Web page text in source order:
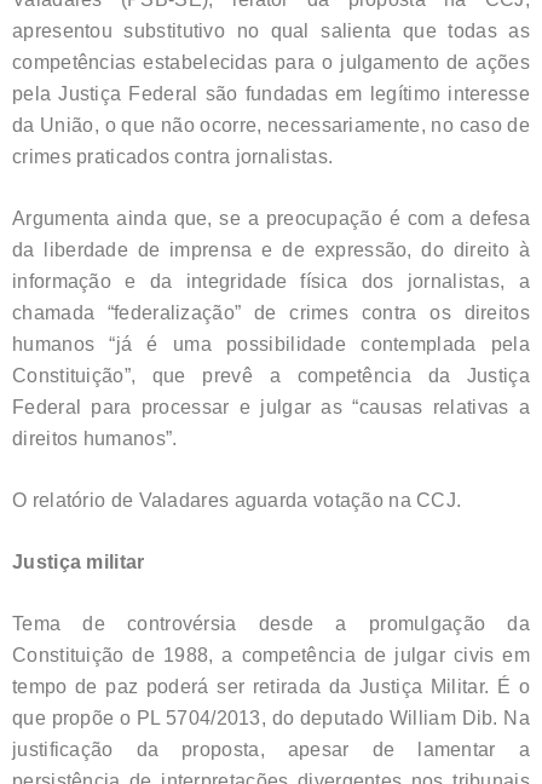
apresentou substitutivo no qual salienta que todas as
competências estabelecidas para o julgamento de ações
pela Justiça Federal são fundadas em legítimo interesse
da União, o que não ocorre, necessariamente, no caso de
crimes praticados contra jornalistas.
Argumenta ainda que, se a preocupação é com a defesa
da liberdade de imprensa e de expressão, do direito à
informação e da integridade física dos jornalistas, a
chamada “federalização” de crimes contra os direitos
humanos “já é uma possibilidade contemplada pela
Constituição”, que prevê a competência da Justiça
Federal para processar e julgar as “causas relativas a
direitos humanos”.
O relatório de Valadares aguarda votação na CCJ.
Justiça militar
Tema de controvérsia desde a promulgação da
Constituição de 1988, a competência de julgar civis em
tempo de paz poderá ser retirada da Justiça Militar. É o
que propõe o PL 5704/2013, do deputado William Dib. Na
justificação da proposta, apesar de lamentar a